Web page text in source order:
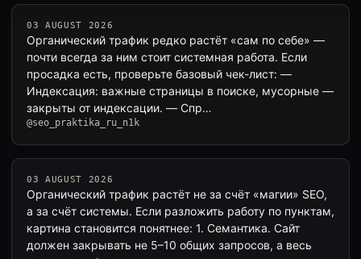
03 AUGUST 2026
Органический трафик редко растёт «сам по себе» —
почти всегда за ним стоит системная работа. Если
просадка есть, проверьте базовый чек-лист: —
Индексация: важные страницы в поиске, мусорные —
закрыты от индексации. — Спр…
@seo_praktika_ru_n1k
03 AUGUST 2026
Органический трафик растёт не за счёт «магии» SEO,
а за счёт системы. Если разложить работу по пунктам,
картина становится понятнее: 1. Семантика. Сайт
должен закрывать не 5–10 общих запросов, а весь